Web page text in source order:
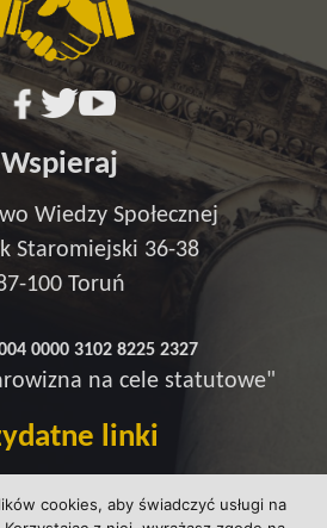
cookies, aby świadczyć usługi na
Wspieraj
Wiedzy Społecznej
Staromiejski 36-38
100 Toruń
0000 3102 8225 2327
na cele statutowe"
linki